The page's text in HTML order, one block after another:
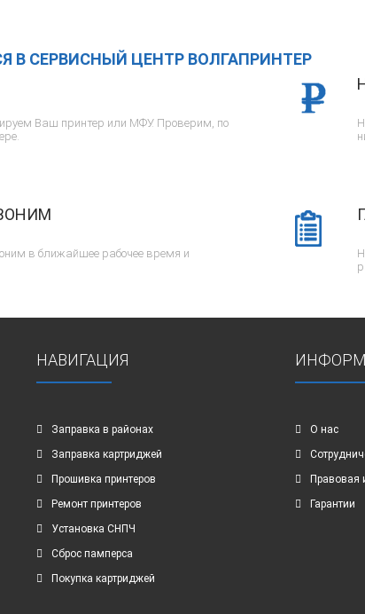
В СЕРВИСНЫЙ ЦЕНТР ВОЛГАПРИНТЕР
Ваш принтер или МФУ. Проверим, по
в ближайшее рабочее время и
НАВИГАЦИЯ
Заправка в районах
Заправка картриджей
Прошивка принтеров
Ремонт принтеров
Установка СНПЧ
Сброс памперса
Покупка картриджей
О нас
Правовая
Гарантии